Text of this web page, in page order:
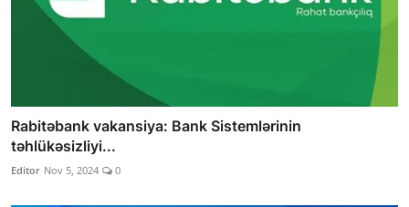
Rabitəbank vakansiya: Bank Sistemlərinin
təhlükəsizliyi...
Editor Nov 5, 2024 0